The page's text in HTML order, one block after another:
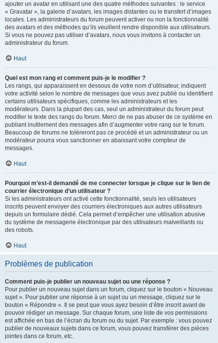
ajouter un avatar en utilisant une des quatre méthodes suivantes : le service
« Gravatar », la galerie d’avatars, les images distantes ou le transfert d’images
locales. Les administrateurs du forum peuvent activer ou non la fonctionnalité
des avatars et des méthodes qu’ils veuillent rendre disponible aux utilisateurs.
Si vous ne pouvez pas utiliser d’avatars, nous vous invitons à contacter un
administrateur du forum.
Haut
Quel est mon rang et comment puis-je le modifier ?
Les rangs, qui apparaissent en dessous de votre nom d’utilisateur, indiquent
votre activité selon le nombre de messages que vous avez publié ou identifient
certains utilisateurs spécifiques, comme les administrateurs et les
modérateurs. Dans la plupart des cas, seul un administrateur du forum peut
modifier le texte des rangs du forum. Merci de ne pas abuser de ce système en
publiant inutilement des messages afin d’augmenter votre rang sur le forum.
Beaucoup de forums ne toléreront pas ce procédé et un administrateur ou un
modérateur pourra vous sanctionner en abaissant votre compteur de
messages.
Haut
Pourquoi m’est-il demandé de me connecter lorsque je clique sur le lien de
courrier électronique d’un utilisateur ?
Si les administrateurs ont activé cette fonctionnalité, seuls les utilisateurs
inscrits peuvent envoyer des courriers électroniques aux autres utilisateurs
depuis un formulaire dédié. Cela permet d’empêcher une utilisation abusive
du système de messagerie électronique par des utilisateurs malveillants ou
des robots.
Haut
Problèmes de publication
Comment puis-je publier un nouveau sujet ou une réponse ?
Pour publier un nouveau sujet dans un forum, cliquez sur le bouton « Nouveau
sujet ». Pour publier une réponse à un sujet ou un message, cliquez sur le
bouton « Répondre ». Il se peut que vous ayez besoin d’être inscrit avant de
pouvoir rédiger un message. Sur chaque forum, une liste de vos permissions
est affichée en bas de l’écran du forum ou du sujet. Par exemple : vous pouvez
publier de nouveaux sujets dans ce forum, vous pouvez transférer des pièces
jointes dans ce forum, etc.